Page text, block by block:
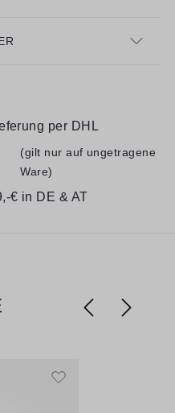
per DHL
(gilt nur auf ungetragene
Ware)
€ in DE & AT